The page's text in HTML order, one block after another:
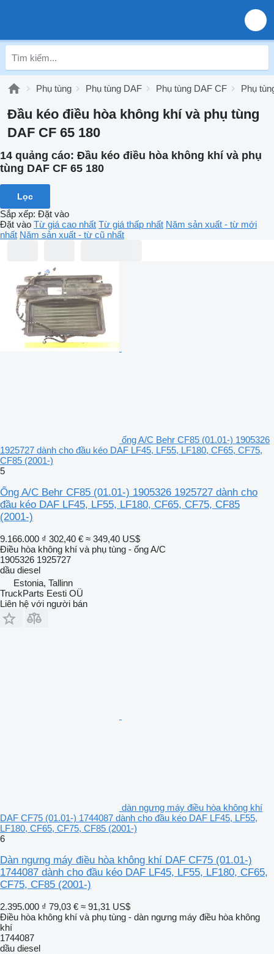
Phụ tùng Phụ tùng DAF Phụ tùng DAF CF Phụ
Đầu kéo điều hòa không khí và phụ tùng
DAF CF 65 180
14 quảng cáo: Đầu kéo điều hòa không khí và phụ
tùng DAF CF 65 180
Lọc
Sắp xếp: Đặt vào
Đặt vào Từ giá cao nhất Từ giá thấp nhất Năm sản xuất - từ mới
nhất Năm sản xuất - từ cũ nhất
ống A/C Behr CF85 (01.01-) 1905326
1925727 dành cho đầu kéo DAF LF45, LF55, LF180, CF65, CF75,
CF85 (2001-)
5
Ống A/C Behr CF85 (01.01-) 1905326 1925727 dành cho
đầu kéo DAF LF45, LF55, LF180, CF65, CF75, CF85
(2001-)
9.166.000 ₫ 302,40 € ≈ 349,40 US$
Điều hòa không khí và phụ tùng - ống A/C
1905326 1925727
dầu diesel
Estonia, Tallinn
TruckParts Eesti OÜ
Liên hệ với người bán
dàn ngưng máy điều hòa không khí
DAF CF75 (01.01-) 1744087 dành cho đầu kéo DAF LF45, LF55,
LF180, CF65, CF75, CF85 (2001-)
6
Dàn ngưng máy điều hòa không khí DAF CF75 (01.01-)
1744087 dành cho đầu kéo DAF LF45, LF55, LF180, CF65,
CF75, CF85 (2001-)
2.395.000 ₫ 79,03 € ≈ 91,31 US$
Điều hòa không khí và phụ tùng - dàn ngưng máy điều hòa không
khí
1744087
dầu diesel